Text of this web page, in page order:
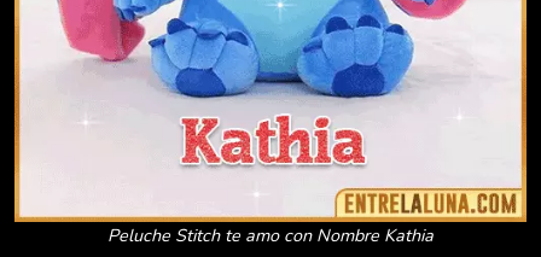
Peluche Stitch te amo con Nombre Kathia